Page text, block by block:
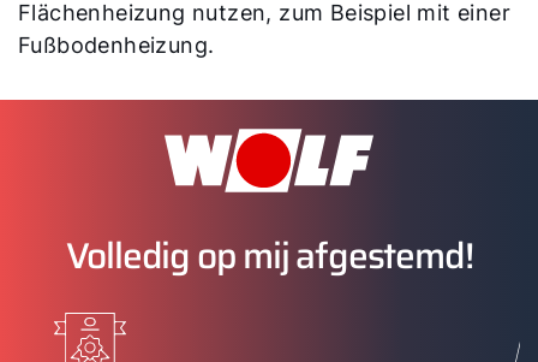
Flächenheizung nutzen, zum Beispiel mit einer
Fußbodenheizung.
Volledig op mij afgestemd!